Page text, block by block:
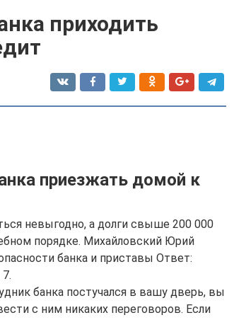
приходить
приезжать домой к
невыгодно, а долги свыше 200 000
порядке. Михайловский Юрий
банка и приставы Ответ:
банка постучался в вашу дверь, вы
с ним никаких переговоров. Если